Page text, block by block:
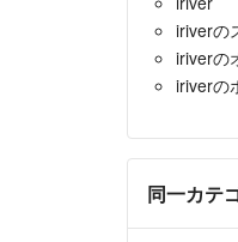
iriverの
iriverの
iriverの
同一カテ